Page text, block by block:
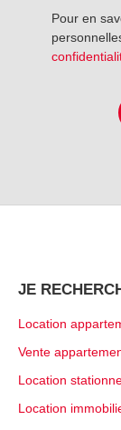
Pour en
JE
Location
Vente
Location
Location